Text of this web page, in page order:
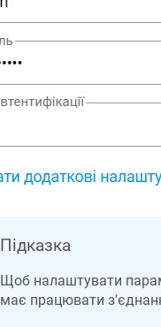
Підказка
Щоб налаштувати
має працювати